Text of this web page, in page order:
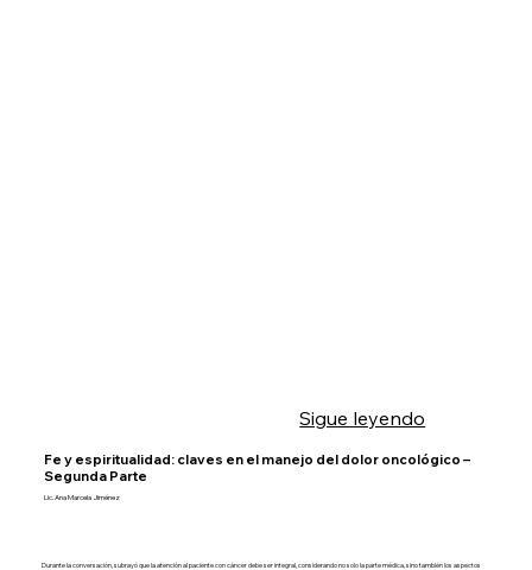
Sigue leyendo
Fe y espiritualidad: claves en el manejo del dolor oncológico –
Segunda Parte
Lic. Ana Marcela Jiménez
Durante la conversación, subrayó que la atención al paciente con cáncer debe ser integral, considerando no solo la parte médica, sino también los aspectos